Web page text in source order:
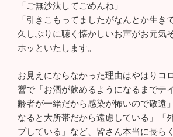
「ご無沙汰してごめんね」
「引きこもってましたがなんとか生き
久しぶりに聴く懐かしいお声がお元気
ホッといたします。
お見えにならなかった理由はやはりコ
響で「お酒が飲めるようになるまでテ
齢者が一緒だから感染が怖いので敬遠
なると大所帯だから遠慮している」「
プしている」など、皆さん本当に長ら